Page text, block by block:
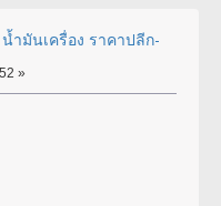
ำมันเครื่อง ราคาปลีก-
»